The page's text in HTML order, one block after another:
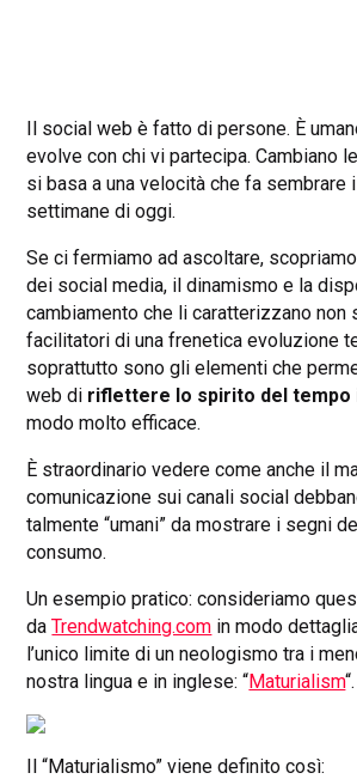
Il social web è fatto di persone. È
evolve con chi vi partecipa. Cambiano
si basa a una velocità che fa sembrare
settimane di oggi.
Se ci fermiamo ad ascoltare,
dei social media, il dinamismo e la
cambiamento che li caratterizzano non
facilitatori di una frenetica evoluzione
soprattutto sono gli elementi che
web di riflettere lo spirito del tempo
modo molto efficace.
È straordinario vedere come anche il
comunicazione sui canali social
talmente “umani” da mostrare i segni
consumo.
Un esempio pratico: consideriamo
daTrendwatching.com in modo
l’unico limite di un neologismo tra i
nostra lingua e in inglese: “Maturialism“.
Il “Maturialismo” viene definito così: